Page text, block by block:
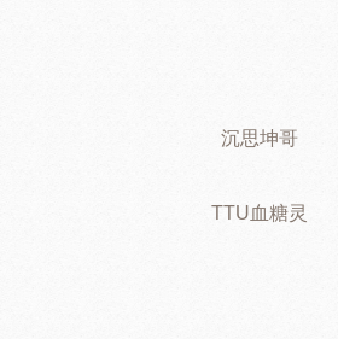
沉思坤哥
TTU血糖灵